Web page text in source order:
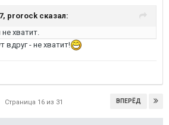
prorock сказал:
хватит.
вдруг - не хватит!
ВПЕРЁД
Страница 16 из 31